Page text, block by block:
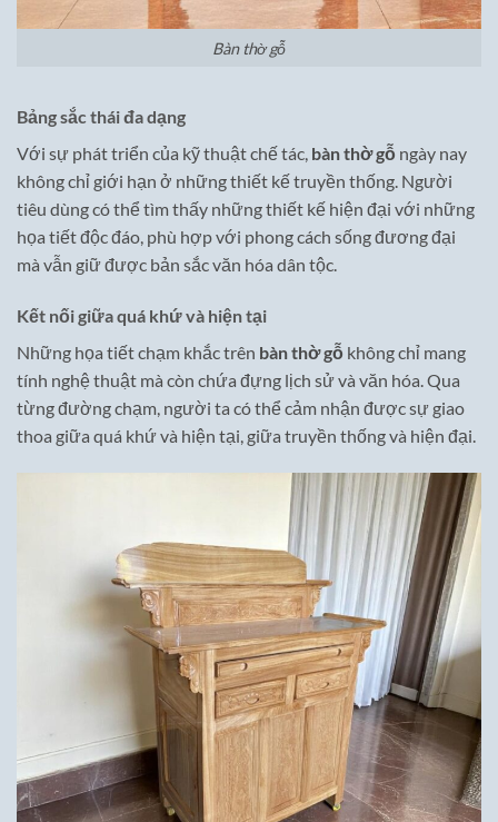
Bàn thờ gỗ
Bảng sắc thái đa dạng
Với sự phát triển của kỹ thuật chế tác, bàn thờ gỗ ngày nay
không chỉ giới hạn ở những thiết kế truyền thống. Người
tiêu dùng có thể tìm thấy những thiết kế hiện đại với những
họa tiết độc đáo, phù hợp với phong cách sống đương đại
mà vẫn giữ được bản sắc văn hóa dân tộc.
Kết nối giữa quá khứ và hiện tại
Những họa tiết chạm khắc trên bàn thờ gỗ không chỉ mang
tính nghệ thuật mà còn chứa đựng lịch sử và văn hóa. Qua
từng đường chạm, người ta có thể cảm nhận được sự giao
thoa giữa quá khứ và hiện tại, giữa truyền thống và hiện đại.